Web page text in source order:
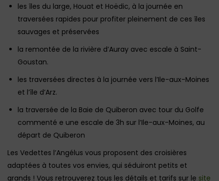
les îles du large, Houat et Hoëdic, à la journée en
traversées rapides pour profiter pleinement de ces îles
sauvages et préservées
la remontée de la rivière d’Auray avec escale à Saint-
Goustan.
les traversées directes à la journée vers l’Ile-aux-Moines
et l’île d’Arz.
la traversée de la Baie de Quiberon avec tour du Golfe
commenté e une escale de 3h sur l’Ile-aux-Moines, au
départ de Quiberon
Les Vedettes l’Angélus vous proposent des croisières
adaptées à toutes vos envies, qui séduiront petits et
grands ! Vous retrouverez tous les détails et tarifs sur le site